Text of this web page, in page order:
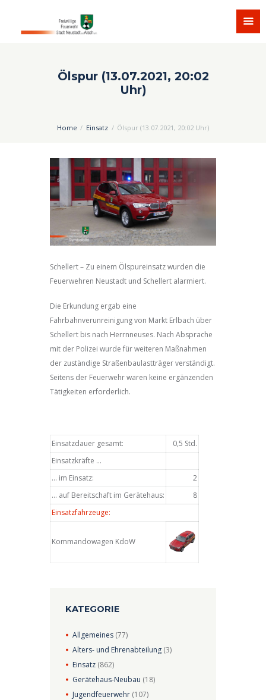
Ölspur (13.07.2021, 20:02
Uhr)
Home Einsatz Ölspur (13.07.2021, 20:02 Uhr)
Schellert – Zu einem Ölspureinsatz wurden die
Feuerwehren Neustadt und Schellert alarmiert.
Die Erkundung ergab eine
Fahrbahnverunreinigung von Markt Erlbach über
Schellert bis nach Herrnneuses. Nach Absprache
mit der Polizei wurde für weiteren Maßnahmen
der zuständige Straßenbaulastträger verständigt.
Seitens der Feuerwehr waren keine ergänzenden
Tätigkeiten erforderlich.
Einsatzdauer gesamt:
0,5 Std.
Einsatzkräfte …
… im Einsatz:
2
… auf Bereitschaft im Gerätehaus:
8
Einsatzfahrzeuge:
Kommandowagen KdoW
KATEGORIE
Allgemeines (77)
Alters- und Ehrenabteilung (3)
Einsatz (862)
Gerätehaus-Neubau (18)
Jugendfeuerwehr (107)